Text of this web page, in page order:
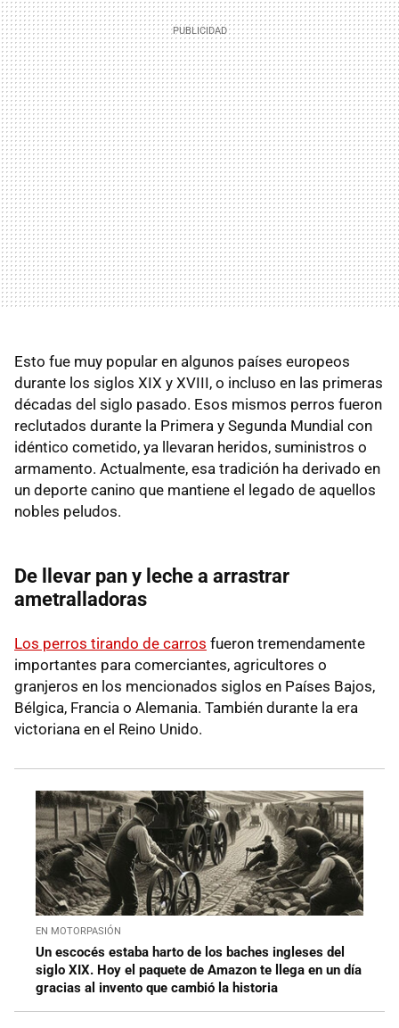
Esto fue muy popular en algunos países europeos
durante los siglos XIX y XVIII, o incluso en las primeras
décadas del siglo pasado. Esos mismos perros fueron
reclutados durante la Primera y Segunda Mundial con
idéntico cometido, ya llevaran heridos, suministros o
armamento. Actualmente, esa tradición ha derivado en
un deporte canino que mantiene el legado de aquellos
nobles peludos.
De llevar pan y leche a arrastrar
ametralladoras
Los perros tirando de carros fueron tremendamente
importantes para comerciantes, agricultores o
granjeros en los mencionados siglos en Países Bajos,
Bélgica, Francia o Alemania. También durante la era
victoriana en el Reino Unido.
EN MOTORPASIÓN
Un escocés estaba harto de los baches ingleses del
siglo XIX. Hoy el paquete de Amazon te llega en un día
gracias al invento que cambió la historia